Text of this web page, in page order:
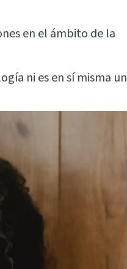
en el ámbito de la
ni es en sí misma un